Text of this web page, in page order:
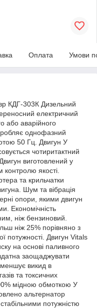
Оплата Умови
КДГ-303К Дизельний
електричний
або аварійного
однофазний
50 Гц. Двигун У
чотиритактний
виготовлений у
контролю якості.
та крильчатки
Шум та вібрація
опори, якими двигун
Економічність
ніж бензиновий.
ніж 25% порівняно з
потужності. Двигун Vitals
на основі паливного
заощаджувати
викид в
та токсичних
мідною обмоткою У
альтернатор
потужністю